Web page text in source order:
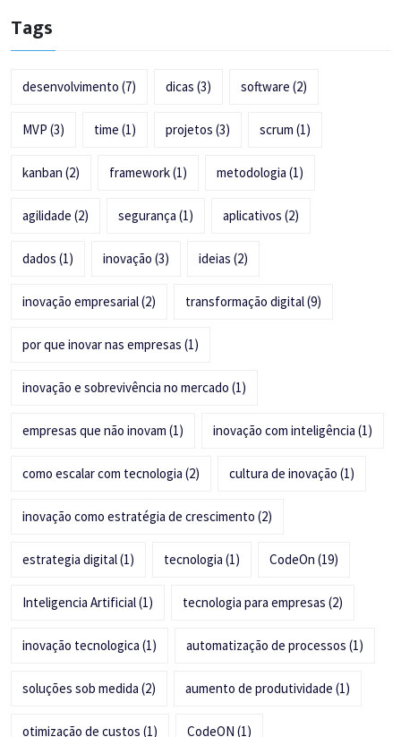
Tags
desenvolvimento (7) dicas (3) software (2)
MVP (3) time (1) projetos (3) scrum (1)
kanban (2) framework(1) metodologia (1)
agilidade (2) segurança (1) aplicativos (2)
dados (1) inovação (3) ideias (2)
inovação empresarial(2) transformação digital(9)
por que inovar nas empresas (1)
inovação e sobrevivência no mercado (1)
empresas que não inovam (1) inovação com inteligência (1)
como escalar com tecnologia (2) cultura de inovação (1)
inovação como estratégia de crescimento (2)
estrategia digital(1) tecnologia (1) CodeOn (19)
Inteligencia Artificial(1) tecnologia para empresas (2)
inovação tecnologica (1) automatização de processos (1)
soluções sob medida (2) aumento de produtividade (1)
otimização de custos (1) CodeON (1)